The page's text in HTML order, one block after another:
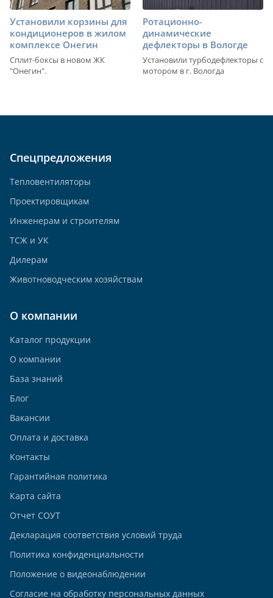
Установили корзины для
кондиционеров в жилом
комплексе Онегин
Сплит-боксы в новом ЖК
"Онегин".
Ротационно-
динамические
дефлекторы в Вологде
Установили турбодефлекторы с
мотором в г. Вологда
Спецпредложения
Тепловентиляторы
Проектировщикам
Инженерам и строителям
ТСЖ и УК
Дилерам
Животноводческим хозяйствам
О компании
Каталог продукции
О компании
База знаний
Блог
Вакансии
Оплата и доставка
Контакты
Гарантийная политика
Карта сайта
Отчет СОУТ
Декларация соответствия условий труда
Политика конфиденциальности
Положение о видеонаблюдении
Согласие на обработку персональных данных